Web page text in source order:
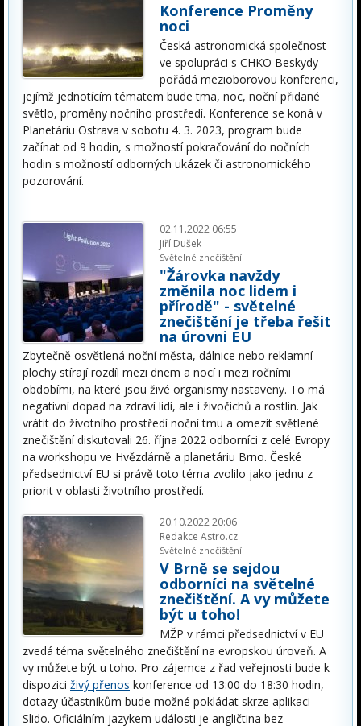
Konference Proměny
noci
Česká astronomická společnost
ve spolupráci s CHKO Beskydy
pořádá mezioborovou konferenci,
jejímž jednotícím tématem bude tma, noc, noční přidané
světlo, proměny nočního prostředí. Konference se koná v
Planetáriu Ostrava v sobotu 4. 3. 2023, program bude
začínat od 9 hodin, s možností pokračování do nočních
hodin s možností odborných ukázek či astronomického
pozorování.
02.11.2022 06:55
Jiří Dušek
Světelné znečištění
"Žárovka navždy
změnila noc lidem i
přírodě" - světelné
znečištění je třeba řešit
na úrovni EU
Zbytečně osvětlená noční města, dálnice nebo reklamní
plochy stírají rozdíl mezi dnem a nocí i mezi ročními
obdobími, na které jsou živé organismy nastaveny. To má
negativní dopad na zdraví lidí, ale i živočichů a rostlin. Jak
vrátit do životního prostředí noční tmu a omezit světlené
znečištění diskutovali 26. října 2022 odborníci z celé Evropy
na workshopu ve Hvězdárně a planetáriu Brno. České
předsednictví EU si právě toto téma zvolilo jako jednu z
priorit v oblasti životního prostředí.
20.10.2022 20:06
Redakce Astro.cz
Světelné znečištění
V Brně se sejdou
odborníci na světelné
znečištění. A vy můžete
být u toho!
MŽP v rámci předsednictví v EU
zvedá téma světelného znečištění na evropskou úroveň. A
vy můžete být u toho. Pro zájemce z řad veřejnosti bude k
dispozici živý přenos konference od 13:00 do 18:30 hodin,
dotazy účastníkům bude možné pokládat skrze aplikaci
Slido. Oficiálním jazykem události je angličtina bez